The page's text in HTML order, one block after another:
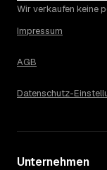
Wir verkaufen keine
Impressum
AGB
Datenschutz-
Unternehmen